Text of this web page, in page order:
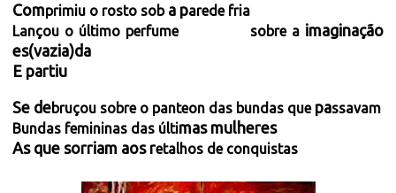
Comprimiu o rosto sob a parede fria
Lançou o último perfume sobre a imaginação
es(vazia)da
E partiu
Se debruçou sobre o panteon das bundas que passavam
Bundas femininas das últimas mulheres
As que sorriam aos retalhos de conquistas